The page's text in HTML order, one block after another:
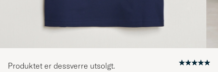
Produktet er dessverre utsolgt.